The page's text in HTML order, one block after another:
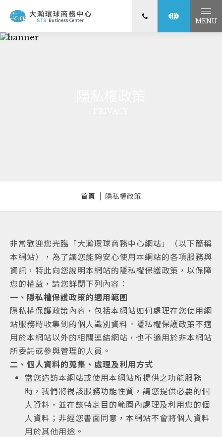
MENU
首頁 隱私權政策
非常歡迎您光臨「大瀚環球商務中心網站」（以下簡稱
本網站），為了讓您能夠安心使用本網站的各項服務與
資訊，特此向您說明本網站的隱私權保護政策，以保障
您的權益，請您詳閱下列內容：
一、隱私權保護政策的適用範圍
隱私權保護政策內容，包括本網站如何處理在您使用網
站服務時收集到的個人識別資料。隱私權保護政策不適
用於本網站以外的相關連結網站，也不適用於非本網站
所委託或參與管理的人員。
二、個人資料的蒐集、處理及利用方式
當您造訪本網站或使用本網站所提供之功能服務
時，我們將視該服務功能性質，請您提供必要的個
人資料，並在該特定目的範圍內處理及利用您的個
人資料；非經您書面同意，本網站不會將個人資料
用於其他用途。